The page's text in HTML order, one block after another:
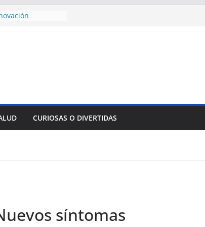
alimento
de Derechos
cerco de
La CIA estaría
labor contra CubaCURIOSAS O DIVERTIDAS
síntomas